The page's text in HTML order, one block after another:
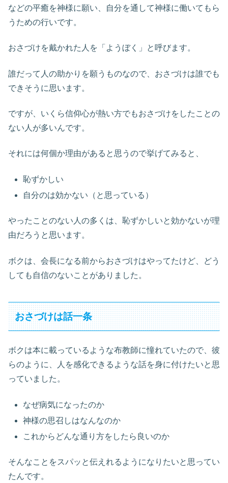
などの平癒を神様に願い、自分を通して神様に働いてもら
うための行いです。
おさづけを戴かれた人を「ようぼく」と呼びます。
誰だって人の助かりを願うものなので、おさづけは誰でも
できそうに思います。
ですが、いくら信仰心が熱い方でもおさづけをしたことの
ない人が多いんです。
それには何個か理由があると思うので挙げてみると、
恥ずかしい
自分のは効かない（と思っている）
やったことのない人の多くは、恥ずかしいと効かないが理
由だろうと思います。
ボクは、会長になる前からおさづけはやってたけど、どう
しても自信のないことがありました。
おさづけは話一条
ボクは本に載っているような布教師に憧れていたので、彼
らのように、人を感化できるような話を身に付けたいと思
っていました。
なぜ病気になったのか
神様の思召しはなんなのか
これからどんな通り方をしたら良いのか
そんなことをスパッと伝えれるようになりたいと思ってい
たんです。